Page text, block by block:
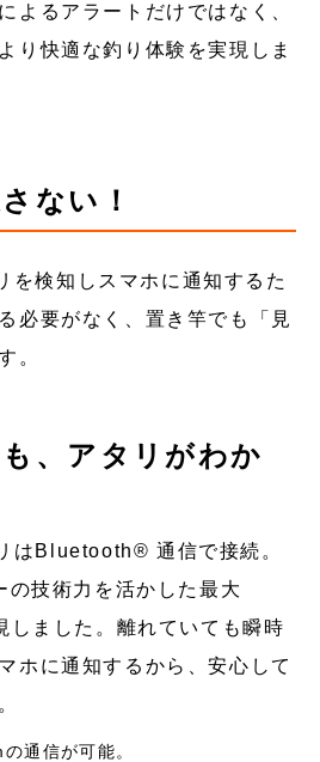
よるアラートだけではなく、
り快適な釣り体験を実現しま
ない！
を検知しスマホに通知するた
必要がなく、置き竿でも「見
。
、アタリがわか
はBluetooth® 通信で接続。
の技術力を活かした最大
ました。離れていても瞬時
ホに通知するから、安心して
通信が可能。